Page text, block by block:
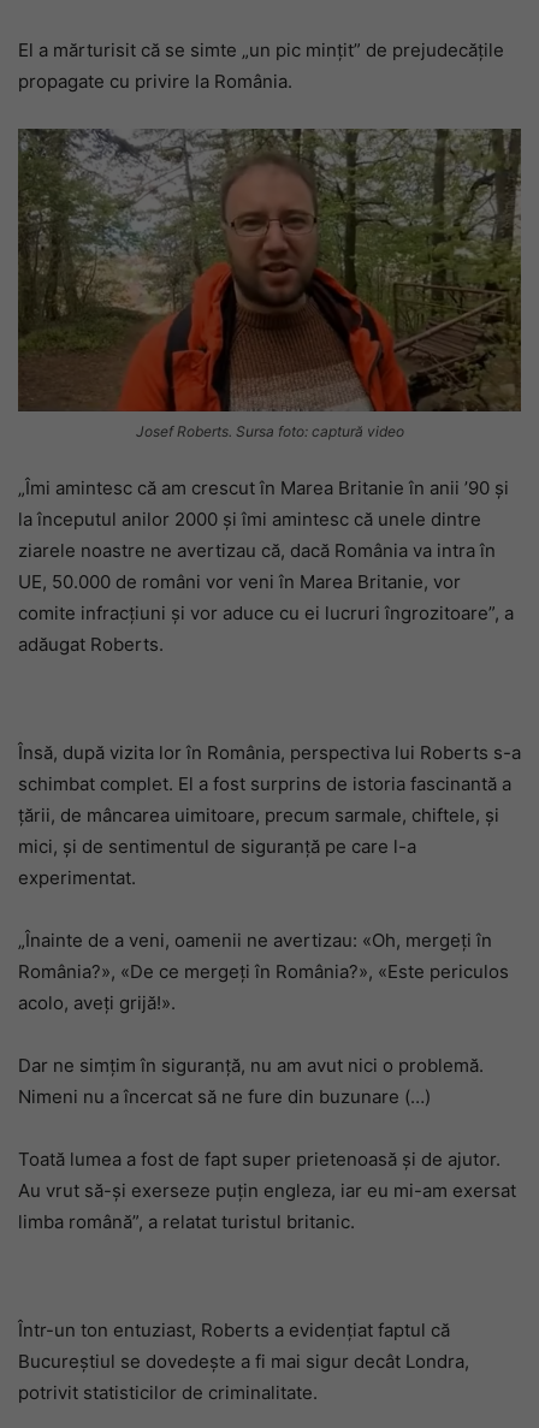
El a mărturisit că se simte „un pic mințit” de prejudecățile
propagate cu privire la România.
Josef Roberts. Sursa foto: captură video
„Îmi amintesc că am crescut în Marea Britanie în anii ’90 și
la începutul anilor 2000 și îmi amintesc că unele dintre
ziarele noastre ne avertizau că, dacă România va intra în
UE, 50.000 de români vor veni în Marea Britanie, vor
comite infracțiuni și vor aduce cu ei lucruri îngrozitoare”, a
adăugat Roberts.
Însă, după vizita lor în România, perspectiva lui Roberts s-a
schimbat complet. El a fost surprins de istoria fascinantă a
țării, de mâncarea uimitoare, precum sarmale, chiftele, și
mici, și de sentimentul de siguranță pe care l-a
experimentat.
„Înainte de a veni, oamenii ne avertizau: «Oh, mergeți în
România?», «De ce mergeți în România?», «Este periculos
acolo, aveți grijă!».
Dar ne simțim în siguranță, nu am avut nici o problemă.
Nimeni nu a încercat să ne fure din buzunare (…)
Toată lumea a fost de fapt super prietenoasă și de ajutor.
Au vrut să-și exerseze puțin engleza, iar eu mi-am exersat
limba română”, a relatat turistul britanic.
Într-un ton entuziast, Roberts a evidențiat faptul că
Bucureștiul se dovedește a fi mai sigur decât Londra,
potrivit statisticilor de criminalitate.